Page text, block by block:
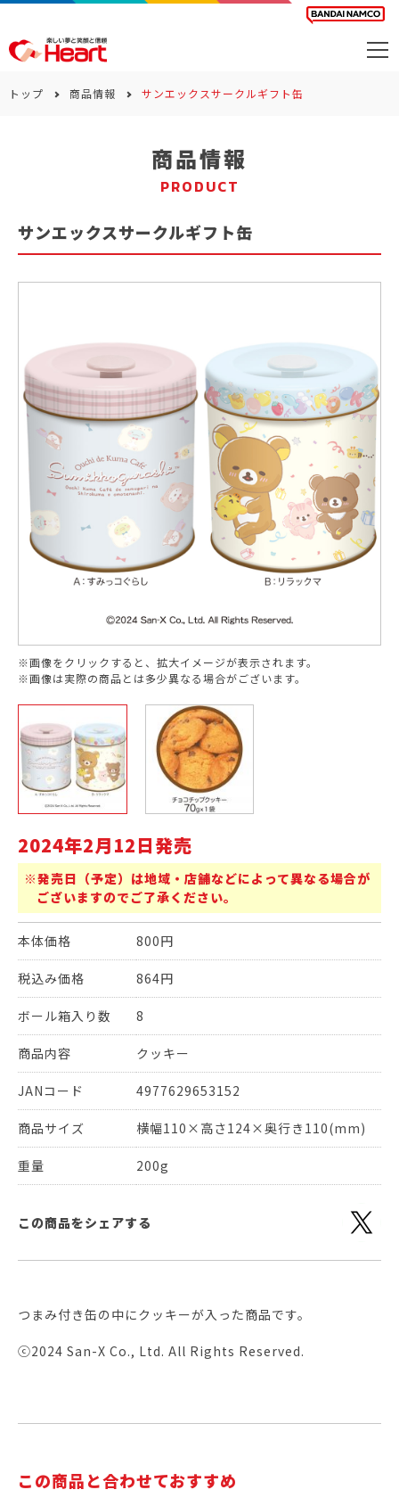
サステナビリティ
トップ 商品情報 サンエックスサークルギフト缶
商品情報
PRODUCT
サンエックスサークルギフト缶
※画像をクリックすると、拡大イメージが表示されます。
※画像は実際の商品とは多少異なる場合がございます。
2024年2月12日発売
※発売日（予定）は地域・店舗などによって異なる場合が
ございますのでご了承ください。
本体価格 800円
税込み価格 864円
ボール箱入り数 8
商品内容 クッキー
JANコード 4977629653152
商品サイズ 横幅110×高さ124×奥行き110(mm)
重量 200g
この商品をシェアする
つまみ付き缶の中にクッキーが入った商品です。
ⓒ2024 San-X Co., Ltd. All Rights Reserved.
この商品と合わせておすすめ